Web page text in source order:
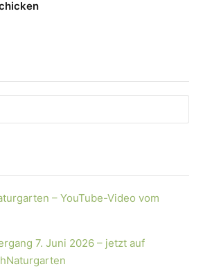
– YouTube-Video vom
7. Juni 2026 – jetzt auf